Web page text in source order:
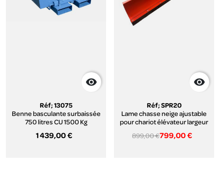

Réf; 13075
Benne basculante surbaissée
750 litres CU 1500 Kg
1 439,00 €

Réf; SPR20
Lame chasse neige ajustable
pour chariot élévateur largeur
899,00 €799,00 €